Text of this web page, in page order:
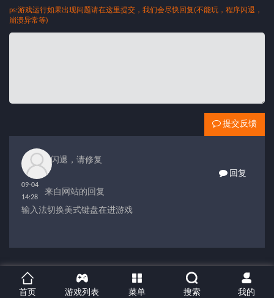
ps:游戏运行如果出现问题请在这里提交，我们会尽快回复(不能玩，程序闪退，
崩溃异常等)
提交反馈
09-04
14:28
闪退，请修复
回复
来自网站的回复
输入法切换美式键盘在进游戏

首页

游戏列表

菜单

搜索

我的